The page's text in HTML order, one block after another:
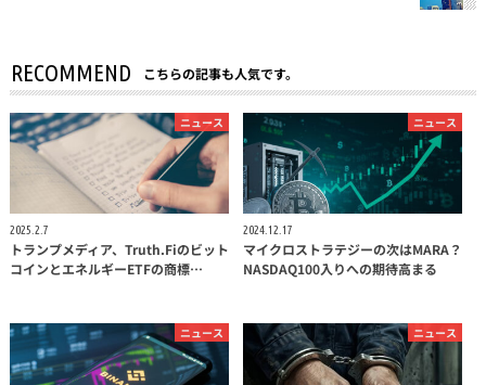
RECOMMEND こちらの記事も人気です。
ニュース
2025.2.7
トランプメディア、Truth.Fiのビット
コインとエネルギーETFの商標…
ニュース
2024.12.17
マイクロストラテジーの次はMARA？
NASDAQ100入りへの期待高まる
ニュース ニュース